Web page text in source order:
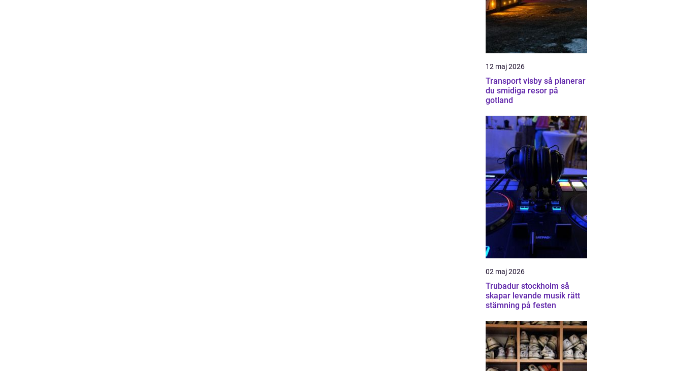
12 maj 2026
Transport visby så planerar
du smidiga resor på
gotland
02 maj 2026
Trubadur stockholm så
skapar levande musik rätt
stämning på festen